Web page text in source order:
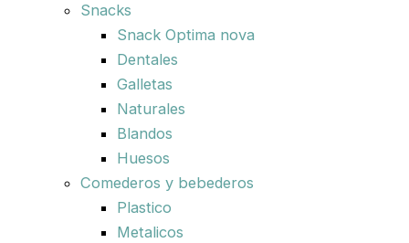
Snacks
Snack Optima nova
Dentales
Galletas
Naturales
Blandos
Huesos
Comederos y bebederos
Plastico
Metalicos